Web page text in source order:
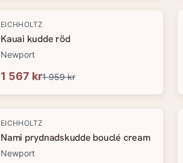
-20%
EICHHOLTZ
Kauai kudde röd
Newport
1 567 kr1 959 kr
-20%
EICHHOLTZ
Nami prydnadskudde bouclé cream
Newport